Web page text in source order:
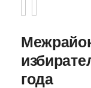
года